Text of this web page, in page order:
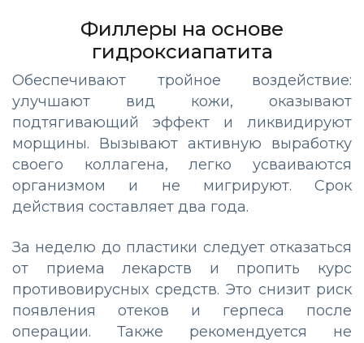
Филлеры на основе
гидроксиапатита
Обеспечивают тройное воздействие:
улучшают вид кожи, оказывают
подтягивающий эффект и ликвидируют
морщины. Вызывают активную выработку
своего коллагена, легко усваиваются
организмом и не мигрируют. Срок
действия составляет два года.
За неделю до пластики следует отказаться
от приема лекарств и пропить курс
противовирусных средств. Это снизит риск
появления отеков и герпеса после
операции. Также рекомендуется не